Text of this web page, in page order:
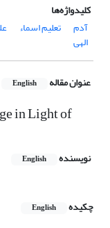
کلیدواژه‌ها
آدم
تعلیم اسماء
الهی
عنوان مقاله English
in Light of
نویسنده English
چکیده
English